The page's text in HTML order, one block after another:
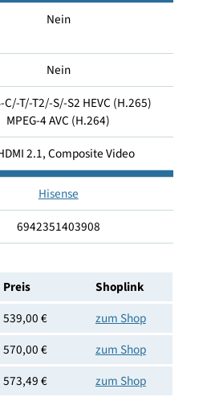
Nein
Nein
1x DVB-C/-T/-T2/-S/-S2 HEVC (H.265)
MPEG-4 AVC (H.264)
Hisense
6942351403908